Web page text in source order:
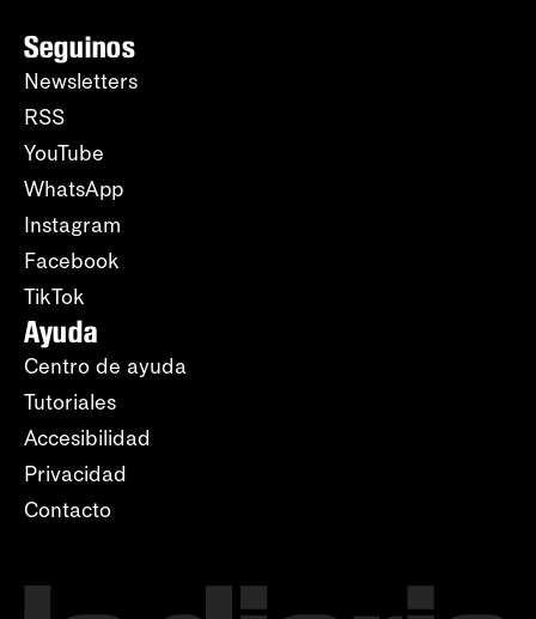
Seguinos
Newsletters
RSS
YouTube
WhatsApp
Instagram
Facebook
TikTok
Ayuda
Centro de ayuda
Tutoriales
Accesibilidad
Privacidad
Contacto